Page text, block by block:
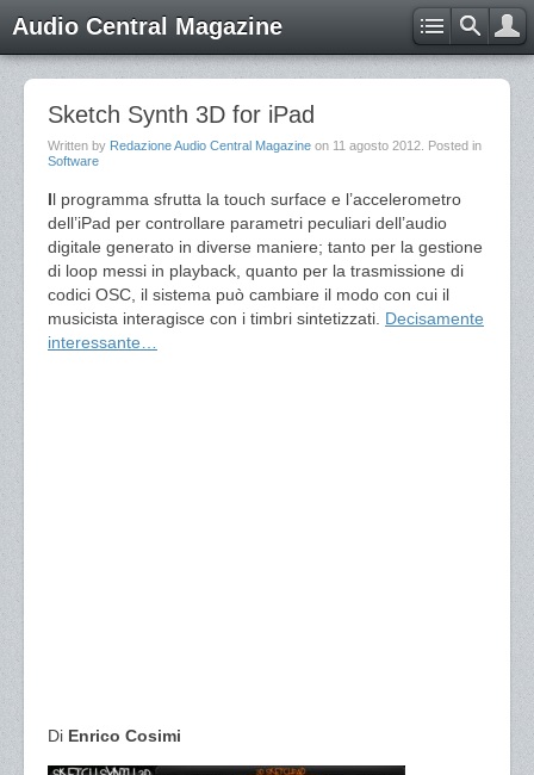
Audio Central Magazine
Sketch Synth 3D for iPad
Written by Redazione Audio Central Magazine on 11 agosto 2012 . Posted in
Software
Il programma sfrutta la touch surface e l’accelerometro
dell’iPad per controllare parametri peculiari dell’audio
digitale generato in diverse maniere; tanto per la gestione
di loop messi in playback, quanto per la trasmissione di
codici OSC, il sistema può cambiare il modo con cui il
musicista interagisce con i timbri sintetizzati. Decisamente
interessante…
Di Enrico Cosimi